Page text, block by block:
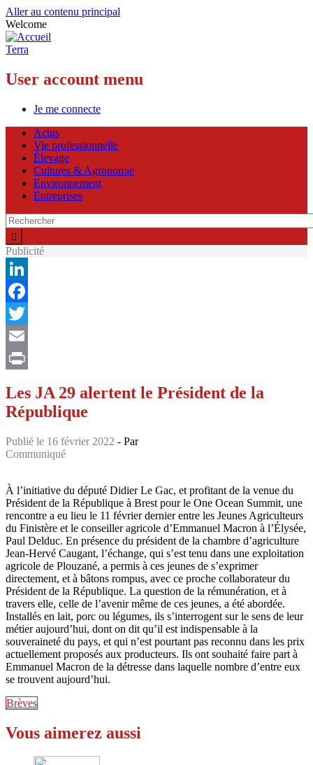
Aller au contenu principal
Welcome
Terra
User account menu
Je me connecte
Actus
Vie professionnelle
Élevage
Cultures & Agronomie
Environnement
Entreprises
Publicité
LinkedIn
Facebook
Twitter
Email
Les JA 29 alertent le Président de la
République
Publié le 16 février 2022 - Par
Communiqué
À l’initiative du député Didier Le Gac, et profitant de la venue du
Président de la République à Brest pour le One Ocean Summit, une
rencontre a eu lieu le 11 février dernier entre les Jeunes Agriculteurs
du Finistère et le conseiller agricole d’Emmanuel Macron à l’Élysée,
Paul Delduc. En présence du président de la chambre d’agriculture
Jean-Hervé Caugant, l’échange, qui s’est tenu dans une exploitation
agricole de Plouzané, a permis à ces jeunes de s’exprimer
directement, et à bâtons rompus, avec ce proche collaborateur du
Président de la République. La question de la rémunération, et à
travers elle, celle de l’avenir même de ces jeunes, a été abordée.
Installés en lait, porc ou légumes, ils s’interrogent sur le sens de leur
métier aujourd’hui, dont on dit qu’il est indispensable à la
souveraineté du pays, et qui n’est pourtant pas reconnu dans les prix
actuellement proposés aux producteurs. Ils ont souhaité faire part à
Emmanuel Macron de la détresse dans laquelle nombre d’entre eux
se trouvent aujourd’hui.
Brèves
Vous aimerez aussi